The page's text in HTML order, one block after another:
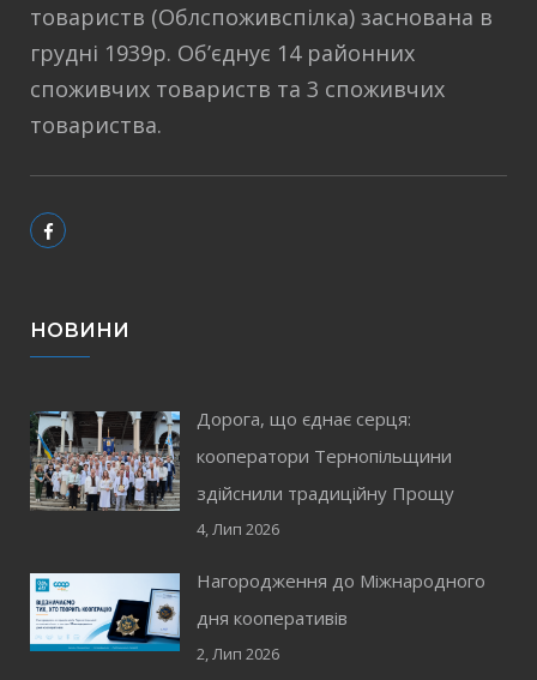
товариств (Облспоживспілка) заснована в
грудні 1939р. Об’єднує 14 районних
споживчих товариств та 3 споживчих
товариства.
НОВИНИ
Дорога, що єднає серця:
кооператори Тернопільщини
здійснили традиційну Прощу
4, Лип 2026
Нагородження до Міжнародного
дня кооперативів
2, Лип 2026